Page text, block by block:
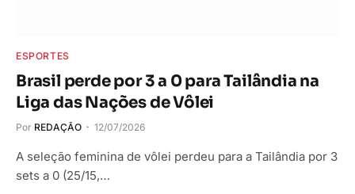
ESPORTES
Brasil perde por 3 a 0 para Tailândia na
Liga das Nações de Vôlei
Por REDAÇÃO 12/07/2026
A seleção feminina de vôlei perdeu para a Tailândia por 3
sets a 0 (25/15,…